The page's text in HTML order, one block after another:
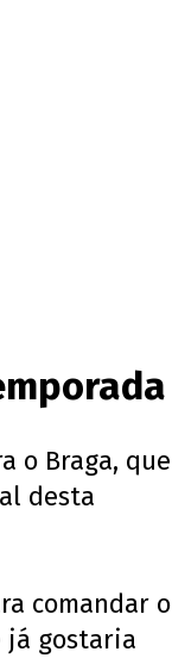
o Braga, que
desta
comandar o
já gostaria